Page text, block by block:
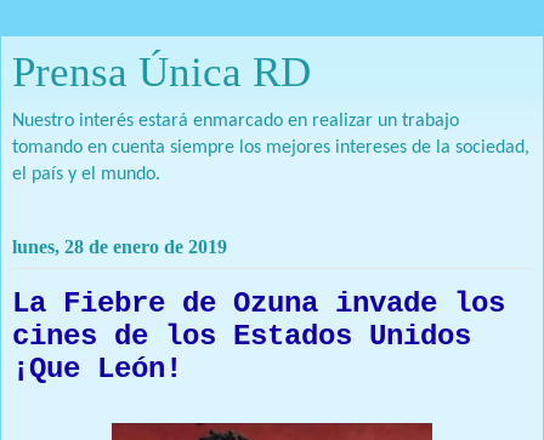
Prensa Única RD
Nuestro interés estará enmarcado en realizar un trabajo
tomando en cuenta siempre los mejores intereses de la sociedad,
el país y el mundo.
lunes, 28 de enero de 2019
La Fiebre de Ozuna invade los
cines de los Estados Unidos
¡Que León!